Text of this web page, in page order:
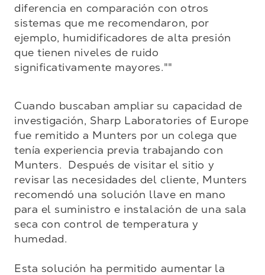
diferencia en comparación con otros
sistemas que me recomendaron, por
ejemplo, humidificadores de alta presión
que tienen niveles de ruido
significativamente mayores.""
Cuando buscaban ampliar su capacidad de
investigación, Sharp Laboratories of Europe
fue remitido a Munters por un colega que
tenía experiencia previa trabajando con
Munters.  Después de visitar el sitio y
revisar las necesidades del cliente, Munters
recomendó una solución llave en mano
para el suministro e instalación de una sala
seca con control de temperatura y
humedad.
Esta solución ha permitido aumentar la